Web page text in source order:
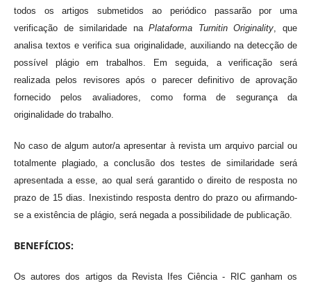
todos os artigos submetidos ao periódico passarão por uma
verificação de similaridade naPlataforma Turnitin Originality, que
analisa textos e verifica sua originalidade, auxiliando na detecção de
possível plágio em trabalhos. Em seguida, a verificação será
realizada pelos revisores após o parecer definitivo de aprovação
fornecido pelos avaliadores, como forma de segurança da
originalidade do trabalho.
No caso de algum autor/a apresentar à revista um arquivo parcial ou
totalmente plagiado, a conclusão dos testes de similaridade será
apresentada a esse, ao qual será garantido o direito de resposta no
prazo de 15 dias. Inexistindo resposta dentro do prazo ou afirmando-
se a existência de plágio, será negada a possibilidade de publicação.
BENEFÍCIOS:
Os autores dos artigos da Revista Ifes Ciência - RIC ganham os